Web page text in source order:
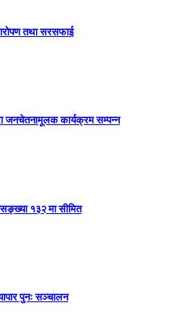
तथा सरसफाई
जनचेतनामूलक कार्यक्रम सम्पन्न
१३२ मा सीमित
पुनः सञ्चालन